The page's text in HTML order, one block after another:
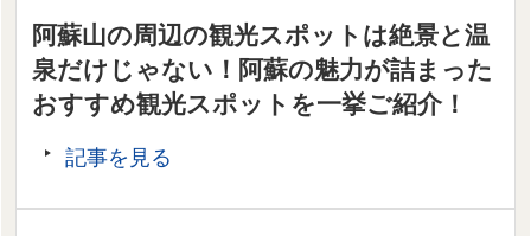
阿蘇山の周辺の観光スポットは絶景と温
泉だけじゃない！阿蘇の魅力が詰まった
おすすめ観光スポットを一挙ご紹介！
記事を見る